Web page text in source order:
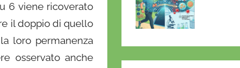
6 viene ricoverato
il doppio di quello
loro permanenza
osservato anche